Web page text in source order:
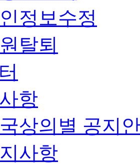
정보수정
탈퇴
항
상의별 공지
사항